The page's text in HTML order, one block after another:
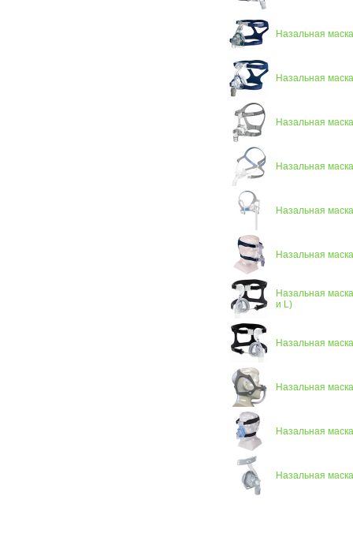
Назальная
Назальная
Назальная
Назальная
Назальная
Назальная
Назальная
и L)
Назальная
Назальная
Назальная
Назальная